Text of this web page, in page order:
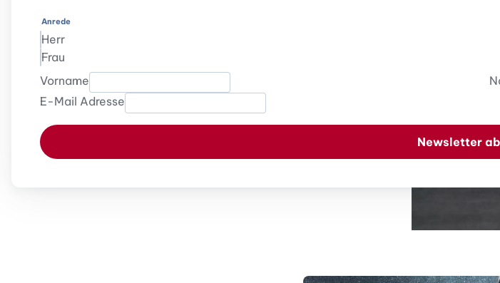
Anrede
Herr
Frau
Vorname
E-Mail Adresse
Newsletter